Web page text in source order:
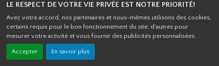
LE RESPECT DE VOTRE VIE PRIVÉE EST NOTRE PRIORITÉ!
Avec votre accord, nos partenaires et nous-mêmes utilisons des cookies,
certains requis pour le bon fonctionnement du site, d'autres pour
mesurer votre activité et vous fournir des publicités personnalisées.
Accepter En savoir plus